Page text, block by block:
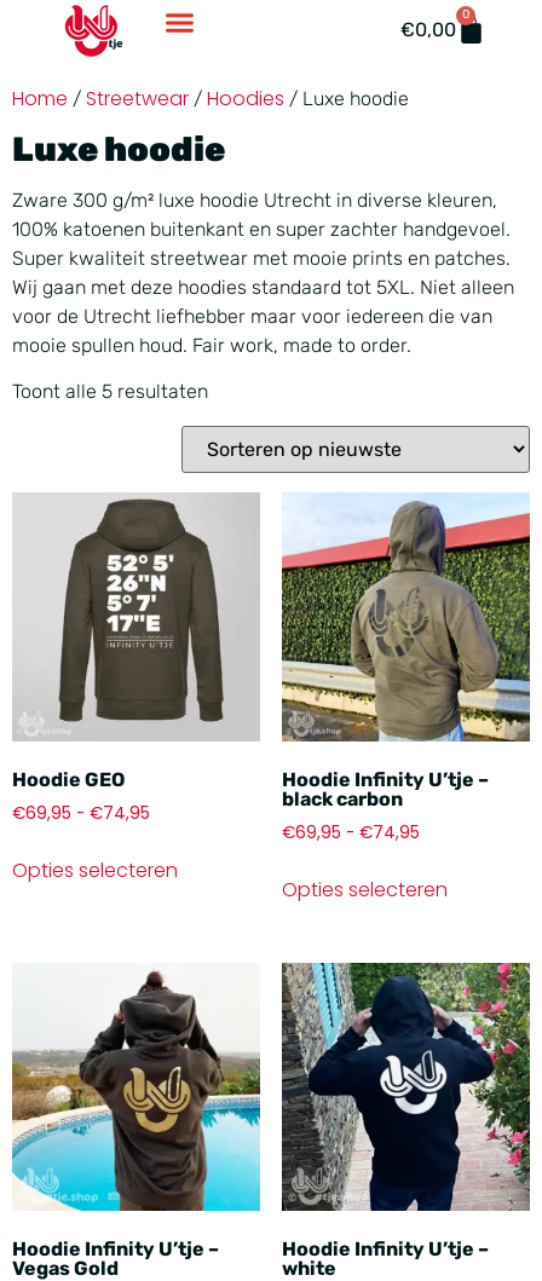
€0,00
0
Home / Streetwear / Hoodies / Luxe hoodie
Luxe hoodie
Zware 300 g/m² luxe hoodie Utrecht in diverse kleuren,
100% katoenen buitenkant en super zachter handgevoel.
Super kwaliteit streetwear met mooie prints en patches.
Wij gaan met deze hoodies standaard tot 5XL. Niet alleen
voor de Utrecht liefhebber maar voor iedereen die van
mooie spullen houd. Fair work, made to order.
Toont alle 5 resultaten
Hoodie GEO
€69,95 - €74,95
Opties selecteren
Hoodie Infinity U’tje –
black carbon
€69,95 - €74,95
Opties selecteren
Hoodie Infinity U’tje –
Vegas Gold
Hoodie Infinity U’tje –
white